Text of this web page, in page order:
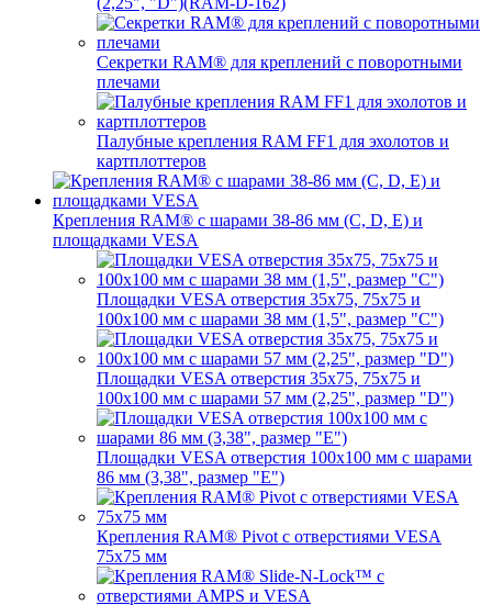
Секретки RAM® для креплений с поворотными
плечами
Палубные крепления RAM FF1 для эхолотов и
картплоттеров
Крепления RAM® с шарами 38-86 мм (C, D, E) и
площадками VESA
Площадки VESA отверстия 35x75, 75x75 и
100x100 мм с шарами 38 мм (1,5", размер "C")
Площадки VESA отверстия 35х75, 75x75 и
100x100 мм с шарами 57 мм (2,25", размер "D")
Площадки VESA отверстия 100x100 мм с шарами
86 мм (3,38", размер "E")
Крепления RAM® Pivot с отверстиями VESA
75x75 мм